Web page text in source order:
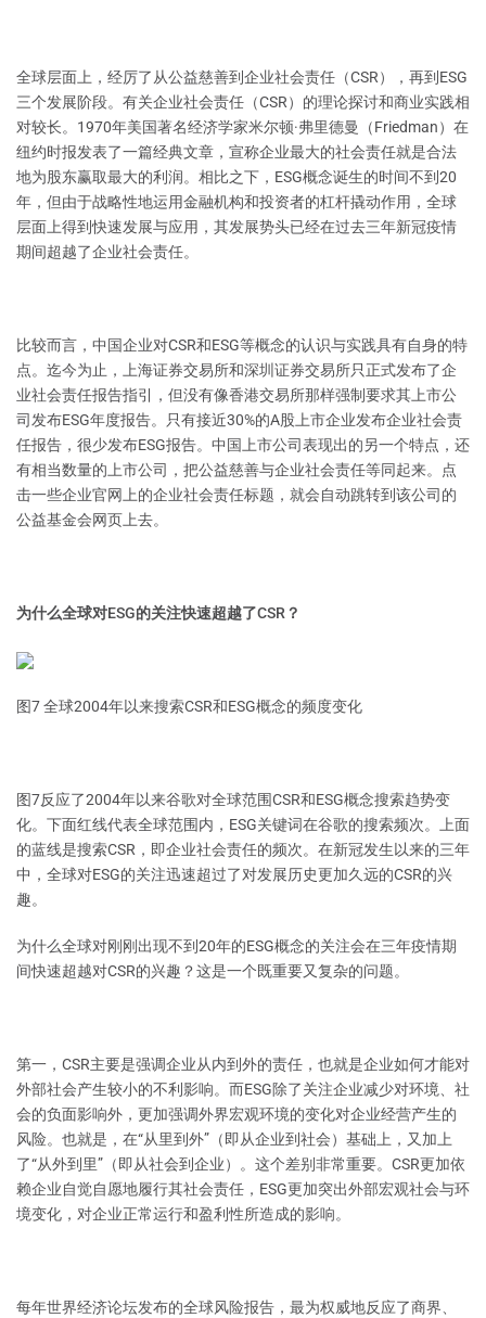
全球层面上，经厉了从公益慈善到企业社会责任（CSR），再到ESG
三个发展阶段。有关企业社会责任（CSR）的理论探讨和商业实践相
对较长。1970年美国著名经济学家米尔顿·弗里德曼（Friedman）在
纽约时报发表了一篇经典文章，宣称企业最大的社会责任就是合法
地为股东赢取最大的利润。相比之下，ESG概念诞生的时间不到20
年，但由于战略性地运用金融机构和投资者的杠杆撬动作用，全球
层面上得到快速发展与应用，其发展势头已经在过去三年新冠疫情
期间超越了企业社会责任。
比较而言，中国企业对CSR和ESG等概念的认识与实践具有自身的特
点。迄今为止，上海证券交易所和深圳证券交易所只正式发布了企
业社会责任报告指引，但没有像香港交易所那样强制要求其上市公
司发布ESG年度报告。只有接近30%的A股上市企业发布企业社会责
任报告，很少发布ESG报告。中国上市公司表现出的另一个特点，还
有相当数量的上市公司，把公益慈善与企业社会责任等同起来。点
击一些企业官网上的企业社会责任标题，就会自动跳转到该公司的
公益基金会网页上去。
为什么全球对ESG的关注快速超越了CSR？
图7 全球2004年以来搜索CSR和ESG概念的频度变化
图7反应了2004年以来谷歌对全球范围CSR和ESG概念搜索趋势变
化。下面红线代表全球范围内，ESG关键词在谷歌的搜索频次。上面
的蓝线是搜索CSR，即企业社会责任的频次。在新冠发生以来的三年
中，全球对ESG的关注迅速超过了对发展历史更加久远的CSR的兴
趣。
为什么全球对刚刚出现不到20年的ESG概念的关注会在三年疫情期
间快速超越对CSR的兴趣？这是一个既重要又复杂的问题。
第一，CSR主要是强调企业从内到外的责任，也就是企业如何才能对
外部社会产生较小的不利影响。而ESG除了关注企业减少对环境、社
会的负面影响外，更加强调外界宏观环境的变化对企业经营产生的
风险。也就是，在“从里到外”（即从企业到社会）基础上，又加上
了“从外到里”（即从社会到企业）。这个差别非常重要。CSR更加依
赖企业自觉自愿地履行其社会责任，ESG更加突出外部宏观社会与环
境变化，对企业正常运行和盈利性所造成的影响。
每年世界经济论坛发布的全球风险报告，最为权威地反应了商界、